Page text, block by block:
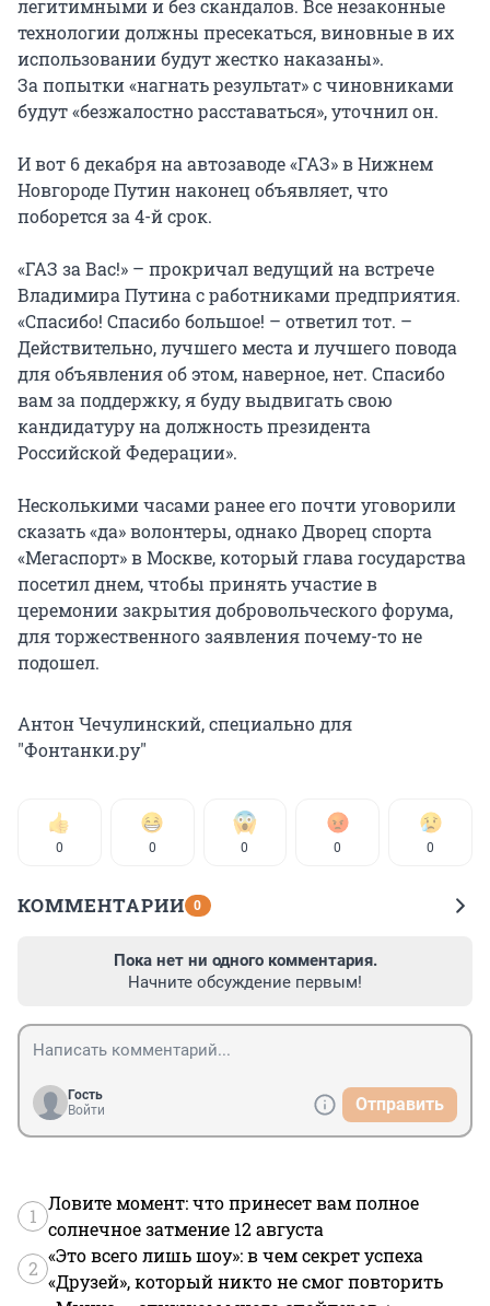
легитимными и без скандалов. Все незаконные
технологии должны пресекаться, виновные в их
использовании будут жестко наказаны».
За попытки «нагнать результат» с чиновниками
будут «безжалостно расставаться», уточнил он.
И вот 6 декабря на автозаводе «ГАЗ» в Нижнем
Новгороде Путин наконец объявляет, что
поборется за 4-й срок.
«ГАЗ за Вас!» – прокричал ведущий на встрече
Владимира Путина с работниками предприятия.
«Спасибо! Спасибо большое! – ответил тот. –
Действительно, лучшего места и лучшего повода
для объявления об этом, наверное, нет. Спасибо
вам за поддержку, я буду выдвигать свою
кандидатуру на должность президента
Российской Федерации».
Несколькими часами ранее его почти уговорили
сказать «да» волонтеры, однако Дворец спорта
«Мегаспорт» в Москве, который глава государства
посетил днем, чтобы принять участие в
церемонии закрытия добровольческого форума,
для торжественного заявления почему-то не
подошел.
Антон Чечулинский, специально для
"Фонтанки.ру"
0 0 0 0 0
КОММЕНТАРИИ 0
Пока нет ни одного комментария.
Начните обсуждение первым!
Гость
Войти
Отправить
1
Ловите момент: что принесет вам полное
солнечное затмение 12 августа
2
«Это всего лишь шоу»: в чем секрет успеха
«Друзей», который никто не смог повторить